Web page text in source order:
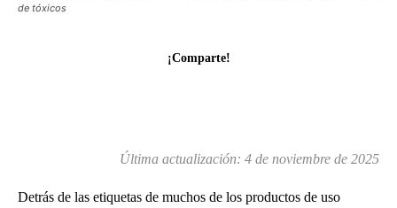
de tóxicos
¡Comparte!
Última actualización: 4 de noviembre de 2025
Detrás de las etiquetas de muchos de los productos de uso